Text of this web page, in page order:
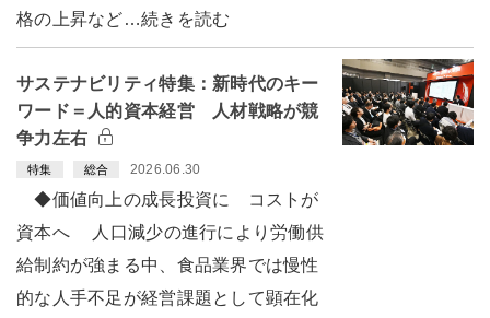
格の上昇など…続きを読む
サステナビリティ特集：新時代のキー
ワード＝人的資本経営 人材戦略が競
争力左右
特集 総合 2026.06.30
◆価値向上の成長投資に コストが
資本へ 人口減少の進行により労働供
給制約が強まる中、食品業界では慢性
的な人手不足が経営課題として顕在化